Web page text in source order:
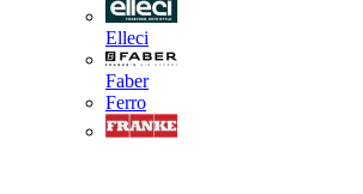
Elleci
Faber
Ferro